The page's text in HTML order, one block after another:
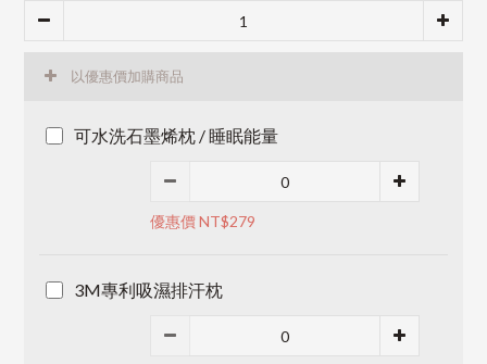
以優惠價加購商品
可水洗石墨烯枕 / 睡眠能量
優惠價 NT$279
3M專利吸濕排汗枕